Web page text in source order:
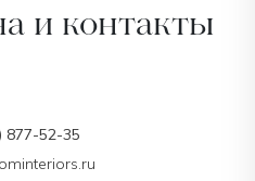
и контакты
877-52-35